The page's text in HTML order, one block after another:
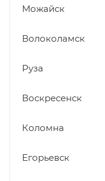
Можайск
Волоколамск
Руза
Воскресенск
Коломна
Егорьевск